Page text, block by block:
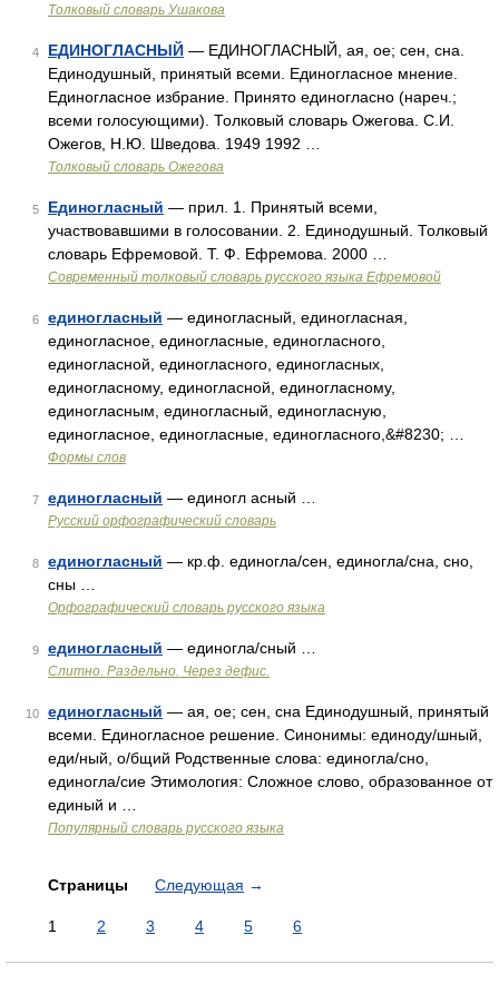
Толковый словарь Ушакова
4 ЕДИНОГЛАСНЫЙ — ЕДИНОГЛАСНЫЙ, ая, ое; сен, сна.
Единодушный, принятый всеми. Единогласное мнение.
Единогласное избрание. Принято единогласно (нареч.;
всеми голосующими). Толковый словарь Ожегова. С.И.
Ожегов, Н.Ю. Шведова. 1949 1992 …
Толковый словарь Ожегова
5 Единогласный — прил. 1. Принятый всеми,
участвовавшими в голосовании. 2. Единодушный. Толковый
словарь Ефремовой. Т. Ф. Ефремова. 2000 …
Современный толковый словарь русского языка Ефремовой
6 единогласный — единогласный, единогласная,
единогласное, единогласные, единогласного,
единогласной, единогласного, единогласных,
единогласному, единогласной, единогласному,
единогласным, единогласный, единогласную,
единогласное, единогласные, единогласного,&#8230; …
Формы слов
7 единогласный — единогл асный …
Русский орфографический словарь
8 единогласный — кр.ф. единогла/сен, единогла/сна, сно,
сны …
Орфографический словарь русского языка
9 единогласный — единогла/сный …
Слитно. Раздельно. Через дефис.
10 единогласный — ая, ое; сен, сна Единодушный, принятый
всеми. Единогласное решение. Синонимы: единоду/шный,
еди/ный, о/бщий Родственные слова: единогла/сно,
единогла/сие Этимология: Сложное слово, образованное от
единый и …
Популярный словарь русского языка
Страницы Следующая →
1 2 3 4 5 6